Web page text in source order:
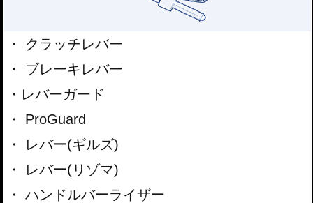
クラッチレバー
ブレーキレバー
レバーガード
ProGuard
レバー(ギルズ)
レバー(リゾマ)
ハンドルバーライザー